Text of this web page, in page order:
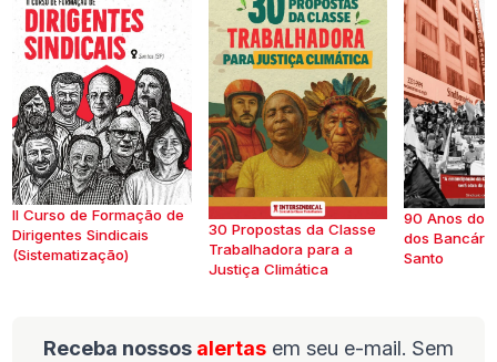
II Curso de Formação de
Dirigentes Sindicais
(Sistematização)
30 Propostas da Classe
Trabalhadora para a
Justiça Climática
90 Anos do
dos
Santo
Receba nossos alertas em seu e-mail. Sem